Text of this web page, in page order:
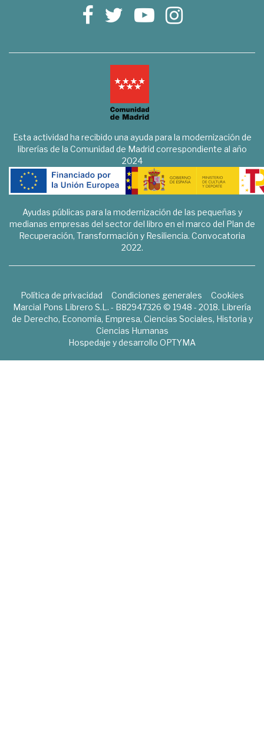
Esta actividad ha recibido una ayuda para la modernización de
librerías de la Comunidad de Madrid correspondiente al año
2024
Ayudas públicas para la modernización de las pequeñas y
medianas empresas del sector del libro en el marco del Plan de
Recuperación, Transformación y Resiliencia. Convocatoria
2022.
Política de privacidad Condiciones generales
Cookies
Marcial Pons Librero S.L. - B82947326 © 1948 - 2018. Librería
de Derecho, Economía, Empresa, Ciencias Sociales, Historia y
Ciencias Humanas
Hospedaje y desarrollo OPTYMA